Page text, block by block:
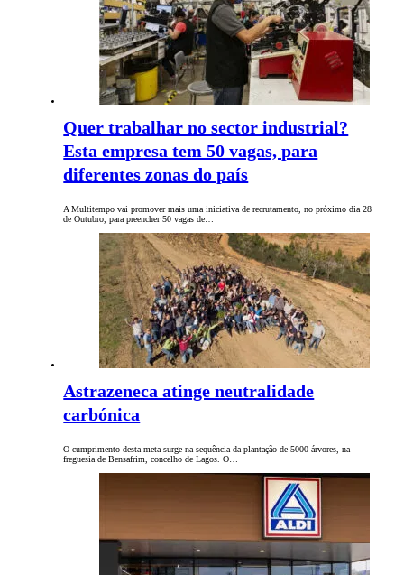
Quer trabalhar no sector industrial?
Esta empresa tem 50 vagas, para
diferentes zonas do país
A Multitempo vai promover mais uma iniciativa de recrutamento, no próximo dia 28
de Outubro, para preencher 50 vagas de…
Astrazeneca atinge neutralidade
carbónica
O cumprimento desta meta surge na sequência da plantação de 5000 árvores, na
freguesia de Bensafrim, concelho de Lagos. O…